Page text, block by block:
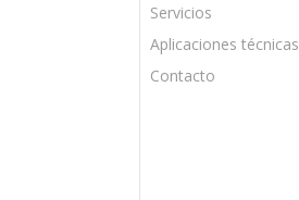
Servicios
Aplicaciones técnicas
Contacto